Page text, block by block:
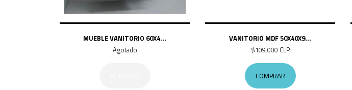
MUEBLE VANITORIO 60X4...
Agotado
VANITORIO MDF 50X40X9...
$109.000 CLP
COMPRAR